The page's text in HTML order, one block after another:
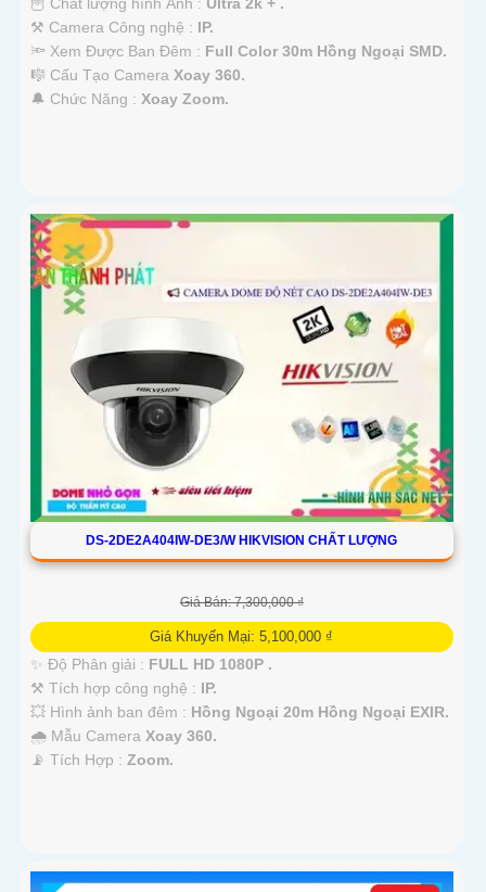
⚒ Camera Công nghệ : IP.
🔦 Xem Được Ban Đêm : Full Color 30m Hồng Ngoại SMD.
🎼️ Cấu Tạo Camera Xoay 360.
️🔔 Chức Năng : Xoay Zoom.
DS-2DE2A404IW-DE3/W HIKVISION CHẤT LƯỢNG
Giá Bán: 7,300,000 ₫
Giá Khuyến Mại: 5,100,000 ₫
✨ Độ Phân giải : FULL HD 1080P .
⚒ Tích hợp công nghệ : IP.
💥 Hình ảnh ban đêm : Hồng Ngoại 20m Hồng Ngoại EXIR.
🌧️ Mẫu Camera Xoay 360.
️📡 Tích Hợp : Zoom.